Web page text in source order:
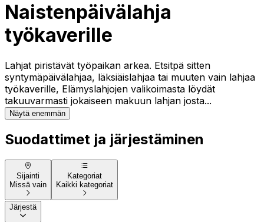
Naistenpäivälahja
työkaverille
Lahjat piristävät työpaikan arkea. Etsitpä sitten
syntymäpäivälahjaa, läksiäislahjaa tai muuten vain lahjaa
työkaverille, Elämyslahjojen valikoimasta löydät
takuuvarmasti jokaiseen makuun lahjan josta...
Näytä enemmän
Suodattimet ja järjestäminen
Sijainti
Missä vain
Kategoriat
Kaikki kategoriat
Järjestä